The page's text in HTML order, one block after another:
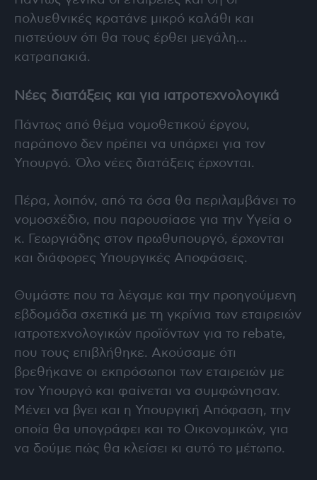
πολυεθνικές κρατάνε μικρό καλάθι και
πιστεύουν ότι θα τους έρθει μεγάλη…
κατραπακιά.
Νέες διατάξεις και για ιατροτεχνολογικά
Πάντως από θέμα νομοθετικού έργου,
παράπονο δεν πρέπει να υπάρχει για τον
Υπουργό. Όλο νέες διατάξεις έρχονται.
Πέρα, λοιπόν, από τα όσα θα περιλαμβάνει το
νομοσχέδιο, που παρουσίασε για την Υγεία ο
κ. Γεωργιάδης στον πρωθυπουργό, έρχονται
και διάφορες Υπουργικές Αποφάσεις.
Θυμάστε που τα λέγαμε και την προηγούμενη
εβδομάδα σχετικά με τη γκρίνια των εταιρειών
ιατροτεχνολογικών προϊόντων για το rebate,
που τους επιβλήθηκε. Ακούσαμε ότι
βρεθήκανε οι εκπρόσωποι των εταιρειών με
τον Υπουργό και φαίνεται να συμφώνησαν.
Μένει να βγει και η Υπουργική Απόφαση, την
οποία θα υπογράφει και το Οικονομικών, για
να δούμε πώς θα κλείσει κι αυτό το μέτωπο.